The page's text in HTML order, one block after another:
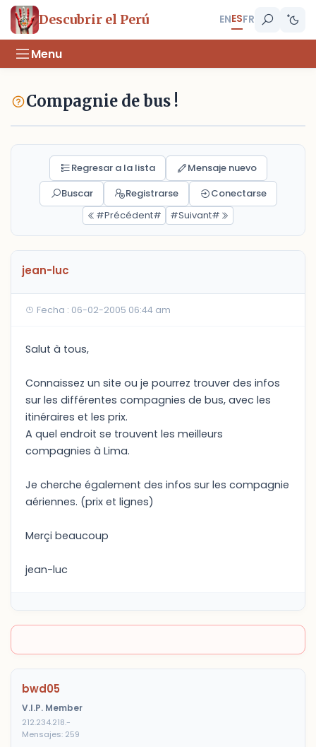
Descubrir el Perú ENESFR
Menu
Compagnie de bus !
Regresar a la lista
Mensaje nuevo
Buscar
Registrarse
Conectarse
#Précédent#
#Suivant#
jean-luc
Fecha : 06-02-2005 06:44 am
Salut à tous,
Connaissez un site ou je pourrez trouver des infos
sur les différentes compagnies de bus, avec les
itinéraires et les prix.
A quel endroit se trouvent les meilleurs
compagnies à Lima.
Je cherche également des infos sur les compagnie
aériennes. (prix et lignes)
Merçi beaucoup
jean-luc
bwd05
V.I.P. Member
212.234.218.-
Mensajes: 259